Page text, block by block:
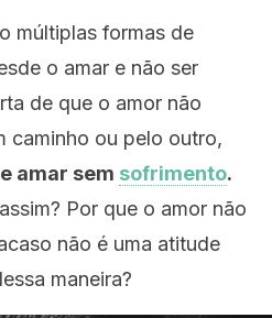
múltiplas formas de
o amar e não ser
de que o amor não
caminho ou pelo outro,
amar sem sofrimento.
Por que o amor não
não é uma atitude
maneira?